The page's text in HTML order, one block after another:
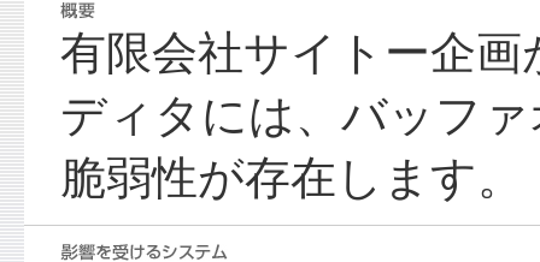
有限会社サイトー企
ディタには、バッフ
脆弱性が存在します。